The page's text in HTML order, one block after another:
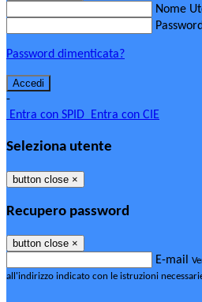
Nome
Password dimenticata?
-
Entra con SPID Entra con CIE
Seleziona utente
button close ×
Recupero password
button close ×
E-mail
all'indirizzo indicato con le istruzioni